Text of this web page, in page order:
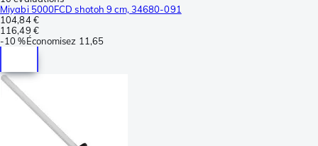
Miyabi 5000FCD shotoh 9 cm, 34680-091
104,84 €
116,49 €
-10 %Économisez 11,65